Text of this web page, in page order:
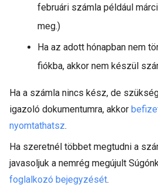
februári számla például
meg.)
Ha az adott hónapban nem
fiókba, akkor nem készül
Ha a számla nincs kész, de
igazoló dokumentumra, akkor
nyomtathatsz.
Ha szeretnél többet megtudni a
javasoljuk a nemrég megújult
foglalkozó bejegyzését.